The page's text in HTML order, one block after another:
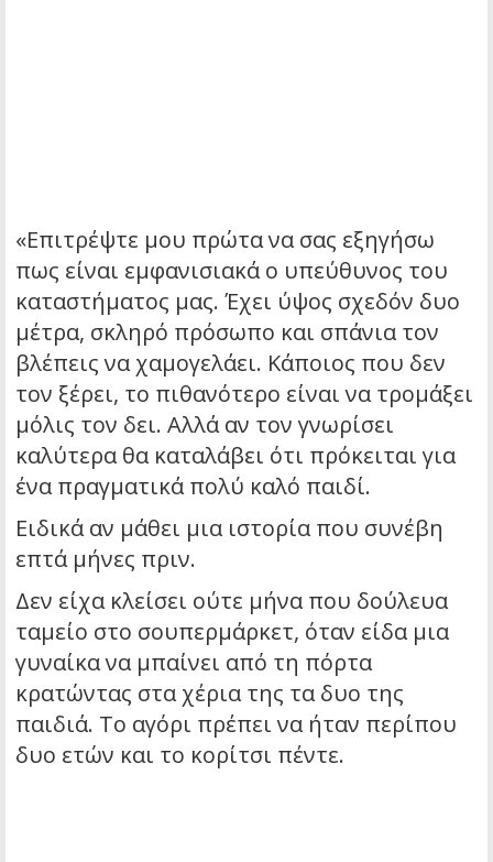
«Επιτρέψτε μου πρώτα να σας εξηγήσω
πως είναι εμφανισιακά ο υπεύθυνος του
καταστήματος μας. Έχει ύψος σχεδόν δυο
μέτρα, σκληρό πρόσωπο και σπάνια τον
βλέπεις να χαμογελάει. Κάποιος που δεν
τον ξέρει, το πιθανότερο είναι να τρομάξει
μόλις τον δει. Αλλά αν τον γνωρίσει
καλύτερα θα καταλάβει ότι πρόκειται για
ένα πραγματικά πολύ καλό παιδί.
Ειδικά αν μάθει μια ιστορία που συνέβη
επτά μήνες πριν.
Δεν είχα κλείσει ούτε μήνα που δούλευα
ταμείο στο σουπερμάρκετ, όταν είδα μια
γυναίκα να μπαίνει από τη πόρτα
κρατώντας στα χέρια της τα δυο της
παιδιά. Το αγόρι πρέπει να ήταν περίπου
δυο ετών και το κορίτσι πέντε.